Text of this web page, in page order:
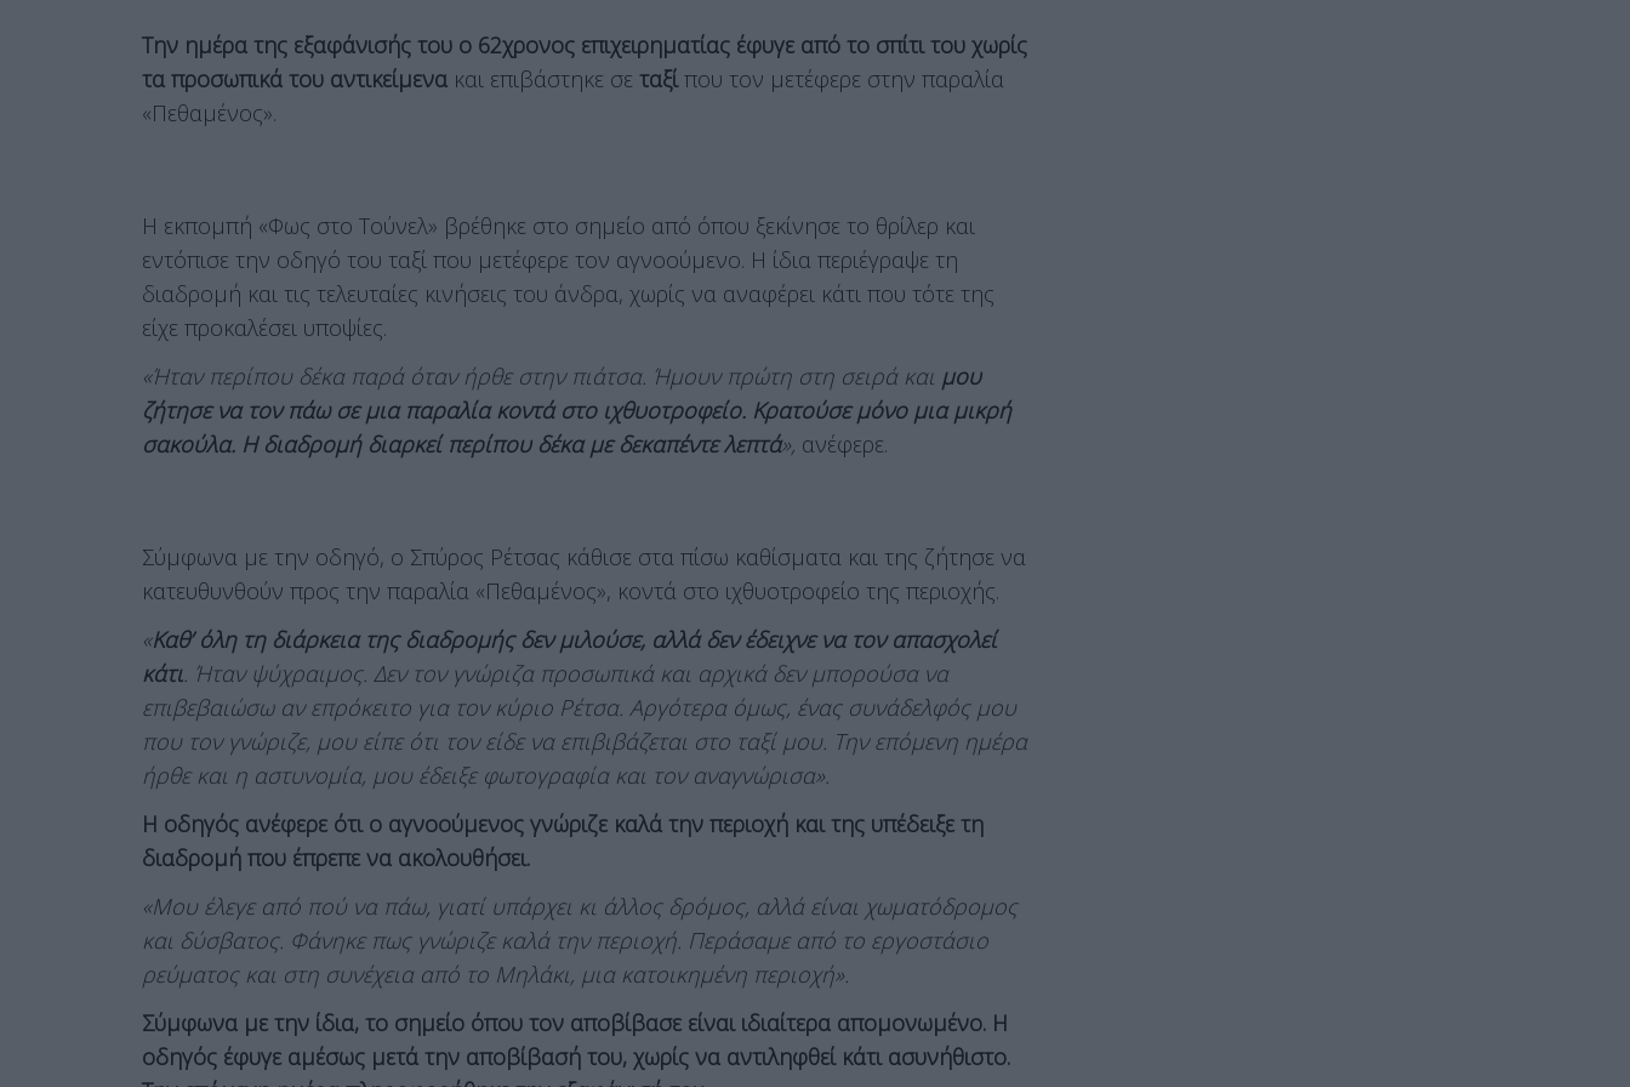
Την ημέρα της εξαφάνισής του ο 62χρονος επιχειρηματίας έφυγε από το σπίτι του χωρίς
τα προσωπικά του αντικείμενα και επιβάστηκε σε ταξίπου τον μετέφερε στην παραλία
«Πεθαμένος».
Η εκπομπή «Φως στο Τούνελ» βρέθηκε στο σημείο από όπου ξεκίνησε το θρίλερ και
εντόπισε την οδηγό του ταξί που μετέφερε τον αγνοούμενο. Η ίδια περιέγραψε τη
διαδρομή και τις τελευταίες κινήσεις του άνδρα, χωρίς να αναφέρει κάτι που τότε της
είχε προκαλέσει υποψίες.
«Ήταν περίπου δέκα παρά όταν ήρθε στην πιάτσα. Ήμουν πρώτη στη σειρά και μου
ζήτησε να τον πάω σε μια παραλία κοντά στο ιχθυοτροφείο. Κρατούσε μόνο μια μικρή
σακούλα. Η διαδρομή διαρκεί περίπου δέκα με δεκαπέντε λεπτά», ανέφερε.
Σύμφωνα με την οδηγό, ο Σπύρος Ρέτσας κάθισε στα πίσω καθίσματα και της ζήτησε να
κατευθυνθούν προς την παραλία «Πεθαμένος», κοντά στο ιχθυοτροφείο της περιοχής.
«Καθ’ όλη τη διάρκεια της διαδρομής δεν μιλούσε, αλλά δεν έδειχνε να τον απασχολεί
κάτι. Ήταν ψύχραιμος. Δεν τον γνώριζα προσωπικά και αρχικά δεν μπορούσα να
επιβεβαιώσω αν επρόκειτο για τον κύριο Ρέτσα. Αργότερα όμως, ένας συνάδελφός μου
που τον γνώριζε, μου είπε ότι τον είδε να επιβιβάζεται στο ταξί μου. Την επόμενη ημέρα
ήρθε και η αστυνομία, μου έδειξε φωτογραφία και τον αναγνώρισα».
Η οδηγός ανέφερε ότι ο αγνοούμενος γνώριζε καλά την περιοχή και της υπέδειξε τη
διαδρομή που έπρεπε να ακολουθήσει.
«Μου έλεγε από πού να πάω, γιατί υπάρχει κι άλλος δρόμος, αλλά είναι χωματόδρομος
και δύσβατος. Φάνηκε πως γνώριζε καλά την περιοχή. Περάσαμε από το εργοστάσιο
ρεύματος και στη συνέχεια από το Μηλάκι, μια κατοικημένη περιοχή».
Σύμφωνα με την ίδια, το σημείο όπου τον αποβίβασε είναι ιδιαίτερα απομονωμένο. Η
οδηγός έφυγε αμέσως μετά την αποβίβασή του, χωρίς να αντιληφθεί κάτι ασυνήθιστο.